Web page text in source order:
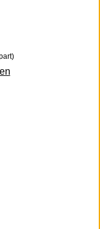
5 Sternen